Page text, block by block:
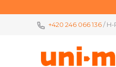
+420 246 066 136/ H-